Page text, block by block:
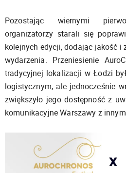
Pozostając wiernymi
organizatorzy starali się
kolejnych edycji, dodając jakość i
wydarzenia. Przeniesienie
tradycyjnej lokalizacji w Łodzi
logistycznym, ale jednocześnie
zwiększyło jego dostępność z
komunikacyjne Warszawy z